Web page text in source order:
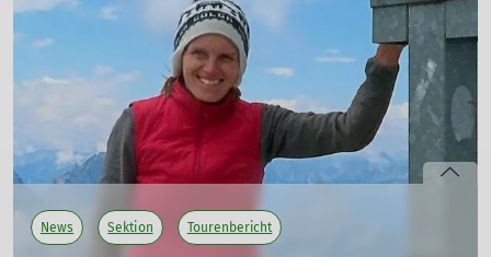
mehr erfahren
News Sektion Tourenbericht